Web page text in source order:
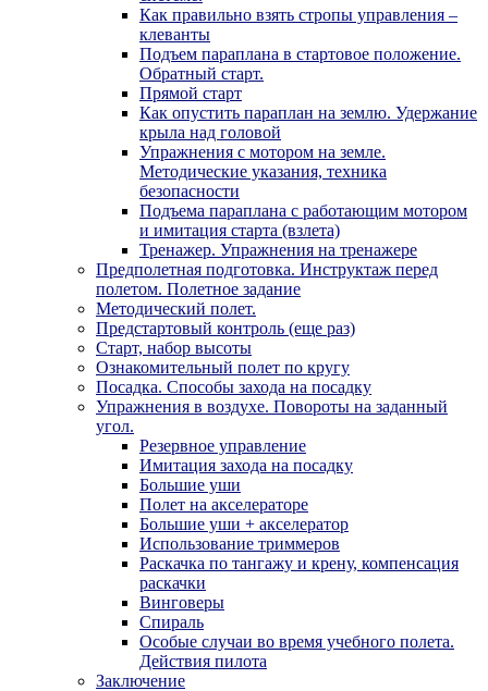
Как правильно взять стропы управления –
клеванты
Подъем параплана в стартовое положение.
Обратный старт.
Прямой старт
Как опустить параплан на землю. Удержание
крыла над головой
Упражнения с мотором на земле.
Методические указания, техника
безопасности
Подъема параплана с работающим мотором
и имитация старта (взлета)
Тренажер. Упражнения на тренажере
Предполетная подготовка. Инструктаж перед
полетом. Полетное задание
Методический полет.
Предстартовый контроль (еще раз)
Старт, набор высоты
Ознакомительный полет по кругу
Посадка. Способы захода на посадку
Упражнения в воздухе. Повороты на заданный
угол.
Резервное управление
Имитация захода на посадку
Большие уши
Полет на акселераторе
Большие уши + акселератор
Использование триммеров
Раскачка по тангажу и крену, компенсация
раскачки
Винговеры
Спираль
Особые случаи во время учебного полета.
Действия пилота
Заключение